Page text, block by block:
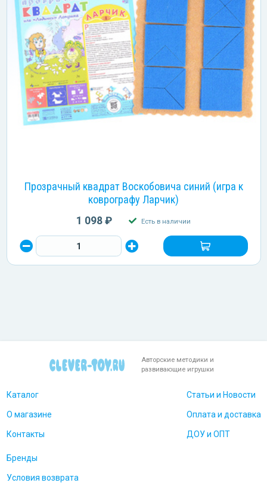
Прозрачный квадрат Воскобовича синий (игра к
коврографу Ларчик)
1 098 ₽ Есть в наличии
Авторские методики и
развивающие игрушки
Каталог
О магазине
Контакты
Статьи и Новости
Оплата и доставка
ДОУ и ОПТ
Бренды
Условия возврата